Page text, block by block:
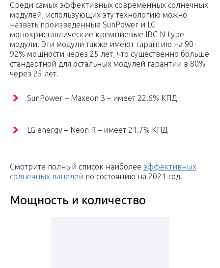
Среди самых эффективных современных солнечных
модулей, использующих эту технологию можно
назвать произведенные SunPower и LG
монокристаллические кремниевые IBC N-type
модули. Эти модули также имеют гарантию на 90-
92% мощности через 25 лет, что существенно больше
стандартной для остальных модулей гарантии в 80%
через 25 лет.
SunPower – Maxeon 3 – имеет 22.6% КПД
LG energy – Neon R – имеет 21.7% КПД
Смотрите полный список наиболее эффективных
солнечных панелей по состоянию на 2021 год.
Мощность и количество